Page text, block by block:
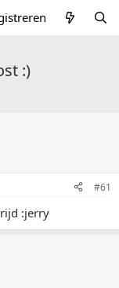
:)
#61
:jerry